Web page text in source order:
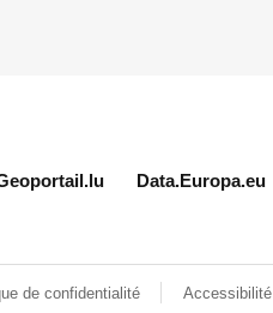
Data.Europa.eu
de confidentialité Accessibilité